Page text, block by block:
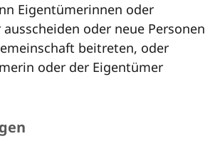
Eigentümerinnen oder
oder neue Personen
beitreten, oder
oder der Eigentümer